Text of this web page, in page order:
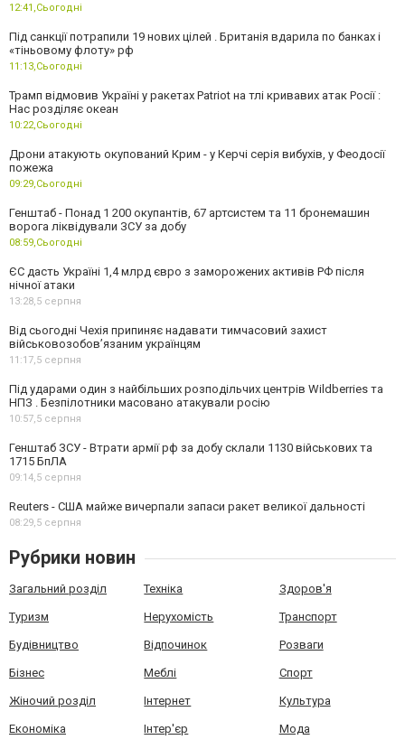
12:41,Сьогодні
Під санкції потрапили 19 нових цілей . Британія вдарила по банках і
«тіньовому флоту» рф
11:13,Сьогодні
Трамп відмовив Україні у ракетах Patriot на тлі кривавих атак Росії :
Нас розділяє океан
10:22,Сьогодні
Дрони атакують окупований Крим - у Керчі серія вибухів, у Феодосії
пожежа
09:29,Сьогодні
Генштаб - Понад 1 200 окупантів, 67 артсистем та 11 бронемашин
ворога ліквідували ЗСУ за добу
08:59,Сьогодні
ЄС дасть Україні 1,4 млрд євро з заморожених активів РФ після
нічної атаки
13:28,5 серпня
Від сьогодні Чехія припиняє надавати тимчасовий захист
військовозобов’язаним українцям
11:17,5 серпня
Під ударами один з найбільших розподільчих центрів Wildberries та
НПЗ . Безпілотники масовано атакували росію
10:57,5 серпня
Генштаб ЗСУ - Втрати армії рф за добу склали 1130 військових та
1715 БпЛА
09:14,5 серпня
Reuters - США майже вичерпали запаси ракет великої дальності
08:29,5 серпня
Рубрики новин
Загальний розділ Техніка Здоров'я
Туризм Нерухомість Транспорт
Будівництво Відпочинок Розваги
Бізнес Меблі Спорт
Жіночий розділ Інтернет Культура
Економіка Інтер'єр Мода